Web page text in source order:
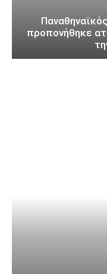
προπονήθηκε